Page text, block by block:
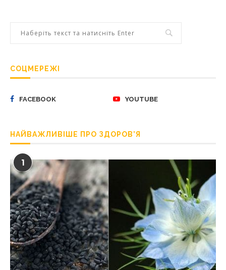
СОЦМЕРЕЖІ
FACEBOOK YOUTUBE
НАЙВАЖЛИВІШЕ ПРО ЗДОРОВ’Я
1